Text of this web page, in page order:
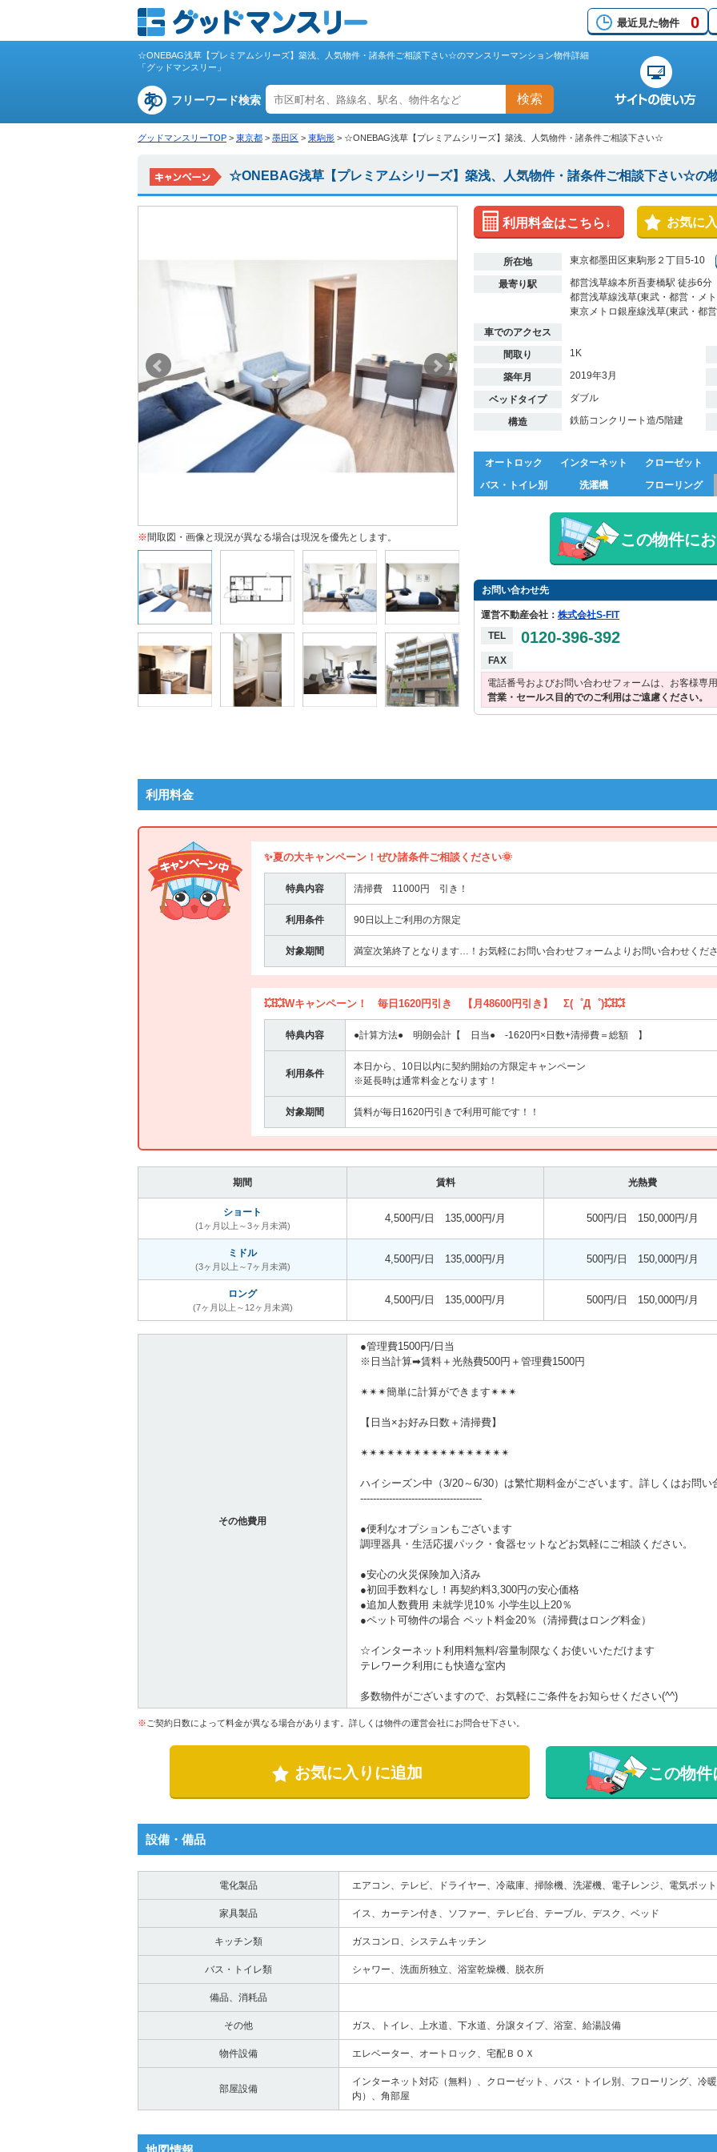
最近見た物件 0
☆ONEBAG浅草【プレミアムシリーズ】築浅、人気物件・諸条件ご相談下さい☆のマンスリーマンション物件詳細
「グッドマンスリー」
フリーワード検索 検索
グッドマンスリーTOP > 東京都 > 墨田区 > 東駒形 > ☆ONEBAG浅草【プレミアムシリーズ】築浅、人気物件・諸条件ご相談下さい☆
☆ONEBAG浅草【プレミアムシリーズ】築浅、人気物件・諸条件ご相談下さい☆の
※間取図・画像と現況が異なる場合は現況を優先とします。
利用料金はこちら↓ お気に
所在地 東京都墨田区東駒形２丁目5-10
最寄り駅
都営浅草線本所吾妻橋駅 徒歩6分
都営浅草線浅草(東武・都営・メ
東京メトロ銀座線浅草(東武・都
車でのアクセス
間取り
1K
築年月 2019年3月
ベッドタイプ ダブル
構造 鉄筋コンクリート造/5階建
オートロック インターネット
クローゼット
バス・トイレ別
洗濯機 フローリング
この物件に
お問い合わせ先
運営不動産会社： 株式会社S-FIT
TEL
0120-396-392
FAX
電話番号およびお問い合わせフォームは、お客様専
営業・セールス目的でのご利用はご遠慮ください。
利用料金
✨夏の大キャンペーン！ぜひ諸条件ご相談ください🌞
特典内容 清掃費 11000円 引き！
利用条件 90日以上ご利用の方限定
対象期間 満室次第終了となります…！お気軽にお問い合わせフォームよりお問い合わせくだ
💥💥Wキャンペーン！ 毎日1620円引き 【月48600円引き】 Σ(゜Д゜)💥💥
特典内容 ●計算方法● 明朗会計【 日当● -1620円×日数+清掃費＝総額 】
利用条件
本日から、10日以内に契約開始の方限定キャンペーン
※延長時は通常料金となります！
対象期間 賃料が毎日1620円引きで利用可能です！！
期間 賃料 光熱費
ショート
(1ヶ月以上～3ヶ月未満)
4,500円/日 135,000円/月 500円/日 150,000円/月
ミドル
(3ヶ月以上～7ヶ月未満)
4,500円/日 135,000円/月 500円/日 150,000円/月
ロング
(7ヶ月以上～12ヶ月未満)
4,500円/日 135,000円/月 500円/日 150,000円/月
その他費用
●管理費1500円/日当
※日当計算➡賃料＋光熱費500円＋管理費1500円
✴✴✴簡単に計算ができます✴✴✴
【日当×お好み日数＋清掃費】
✴✴✴✴✴✴✴✴✴✴✴✴✴✴✴✴✴
ハイシーズン中（3/20～6/30）は繁忙期料金がございます。詳しくはお問い
--------------------------------------
●便利なオプションもございます
調理器具・生活応援パック・食器セットなどお気軽にご相談ください。
●安心の火災保険加入済み
●初回手数料なし！再契約料3,300円の安心価格
●追加人数費用 未就学児10％ 小学生以上20％
●ペット可物件の場合 ペット料金20％（清掃費はロング料金）
☆インターネット利用料無料/容量制限なくお使いいただけます
テレワーク利用にも快適な室内
多数物件がございますので、お気軽にご条件をお知らせください(^^)
※ ご契約日数によって料金が異なる場合があります。詳しくは物件の運営会社にお問合せ下さい。
お気に入りに追加 この物
設備・備品
電化製品 エアコン、テレビ、ドライヤー、冷蔵庫、掃除機、洗濯機、電子レンジ、電気ポット
家具製品 イス、カーテン付き、ソファー、テレビ台、テーブル、デスク、ベッド
キッチン類 ガスコンロ、システムキッチン
バス・トイレ類 シャワー、洗面所独立、浴室乾燥機、脱衣所
備品、消耗品
その他 ガス、トイレ、上水道、下水道、分譲タイプ、浴室、給湯設備
物件設備 エレベーター、オートロック、宅配ＢＯＸ
部屋設備
インターネット対応（無料）、クローゼット、バス・トイレ別、フローリング、冷
内）、角部屋